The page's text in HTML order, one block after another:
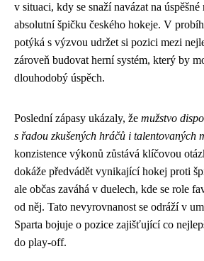
v situaci, kdy se snaží navázat na
absolutní špičku českého hokeje. V
potýká s výzvou udržet si pozici mezi
zároveň budovat herní systém, který by
dlouhodobý úspěch.
Poslední zápasy ukázaly, že mužstvo
s řadou zkušených hráčů i talentovaných
konzistence výkonů zůstává klíčovou
dokáže předvádět vynikající hokej proti
ale občas zaváhá v duelech, kde se role
od něj. Tato nevyrovnanost se odráží v
Sparta bojuje o pozice zajišťující co
do play-off.